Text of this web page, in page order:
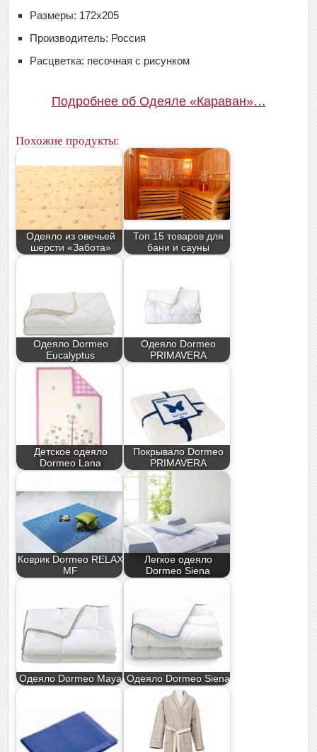
Размеры: 172х205
Производитель: Россия
Расцветка: песочная с рисунком
Подробнее об Одеяле «Караван»…
Похожие продукты:
Одеяло из овечьей
шерсти «Забота»
Топ 15 товаров для
бани и сауны
Одеяло Dormeo
Eucalyptus
Одеяло Dormeo
PRIMAVERA
Детское одеяло
Dormeo Lana
Покрывало Dormeo
PRIMAVERA
Коврик Dormeo RELAX
MF
Легкое одеяло
Dormeo Siena
Одеяло Dormeo Maya Одеяло Dormeo Siena